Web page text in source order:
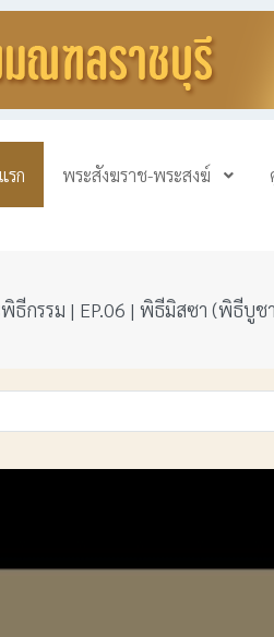
รก พระสังฆราช-พระสงฆ์
ธีกรรม | EP.06 | พิธีมิสซา (พิธีบู